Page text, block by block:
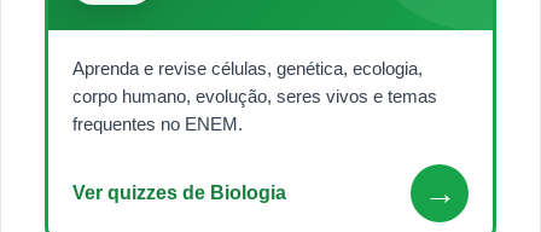
Aprenda e revise células, genética, ecologia,
corpo humano, evolução, seres vivos e temas
frequentes no ENEM.
Ver quizzes de Biologia →